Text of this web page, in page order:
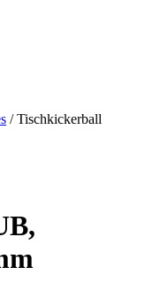
/ Tischkickerball